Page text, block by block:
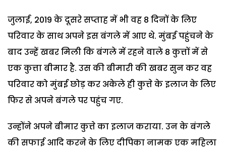
जुलाई, 2019 के दूसरे सप्ताह में भी वह 8 दिनों के लिए
परिवार के साथ अपने इस बंगले में आए थे. मुंबई पहुंचने के
बाद उन्हें खबर मिली कि बंगले में रहने वाले 8 कुत्तों में से
एक कुत्ता बीमार है. उस की बीमारी की खबर सुन कर वह
परिवार को मुंबई छोड़ कर अकेले ही कुत्ते के इलाज के लिए
फिर से अपने बंगले पर पहुंच गए.
उन्होंने अपने बीमार कुत्ते का इलाज कराया. उन के बंगले
की सफाई आदि करने के लिए दीपिका नामक एक महिला